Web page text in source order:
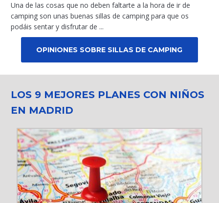
Una de las cosas que no deben faltarte a la hora de ir de
camping son unas buenas sillas de camping para que os
podáis sentar y disfrutar de ...
OPINIONES SOBRE SILLAS DE CAMPING
LOS 9 MEJORES PLANES CON NIÑOS
EN MADRID